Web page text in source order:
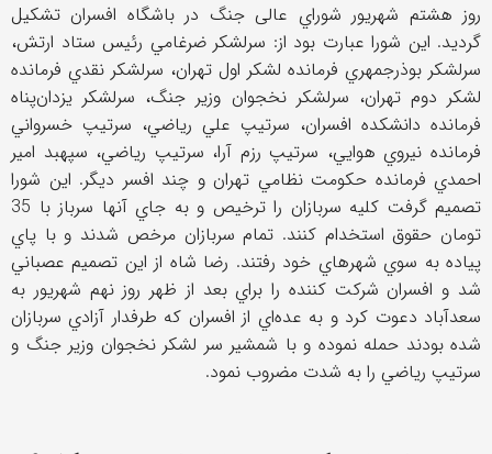
روز هشتم شهريور شوراي عالی جنگ در باشگاه افسران تشکيل
گرديد. اين شورا عبارت بود از: سرلشکر ضرغامي رئيس ستاد ارتش،
سرلشکر بوذرجمهري فرمانده لشکر اول تهران، سرلشکر نقدي فرمانده
لشکر دوم تهران، سرلشکر نخجوان وزير جنگ، سرلشکر يزدان‌پناه
فرمانده دانشکده افسران، سرتيپ علي رياضي، سرتيپ خسرواني
فرمانده نيروي هوايي، سرتيپ رزم آرا، سرتيپ رياضي، سپهبد امير
احمدي فرمانده حکومت نظامي تهران و چند افسر ديگر. اين شورا
تصميم گرفت کليه سربازان را ترخيص و به جاي آنها سرباز با 35
تومان حقوق استخدام کنند. تمام سربازان مرخص شدند و با پاي
پياده به سوي شهرهاي خود رفتند. رضا شاه از اين تصميم عصباني
شد و افسران شرکت کننده را براي بعد از ظهر روز نهم شهريور به
سعدآباد دعوت کرد و به عده‌اي از افسران که طرفدار آزادي سربازان
شده بودند حمله نموده و با شمشير سر لشکر نخجوان وزير جنگ و
سرتيپ رياضي را به شدت مضروب نمود.